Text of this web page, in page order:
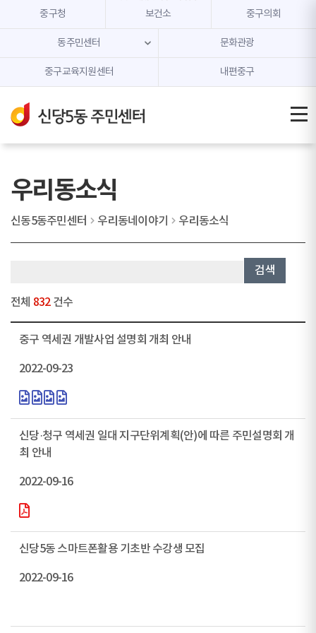
본문 내용 바로가기
주메뉴 바로가기
중구청 보건소 중구의회
동주민센터 문화관광
중구교육지원센터 내편중구
우리동소식
신동5동주민센터 우리동네이야기 우리동소식
검색
전체 832건수
중구 역세권 개발사업 설명회 개최 안내
2022-09-23
신당·청구 역세권 일대 지구단위계획(안)에 따른 주민설명회 개
최 안내
2022-09-16
신당5동 스마트폰활용 기초반 수강생 모집
2022-09-16